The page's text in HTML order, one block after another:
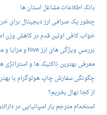
بانک اطلاعات مشاغل استان ها
چطور یک صرافی ارز دیجیتال برای
خواب کافی اولین قدم در کاهش وزن
بررسی ویژگی های ارز hive و مزایا و معایب آن
معرفی بهترین تاکتیک ها و استراتژی
چگونگی سفارش چاپ هولوگرام با
از کجا نهال بخریم؟
استخدام مترجم یار اسپانیایی در